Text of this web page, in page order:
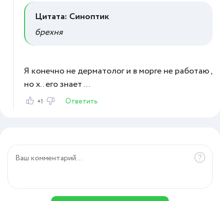
Цитата: Синоптик
брехня
Я конечно не дерматолог и в морге не работаю ,
но х.. его знает ...
+1 Ответить